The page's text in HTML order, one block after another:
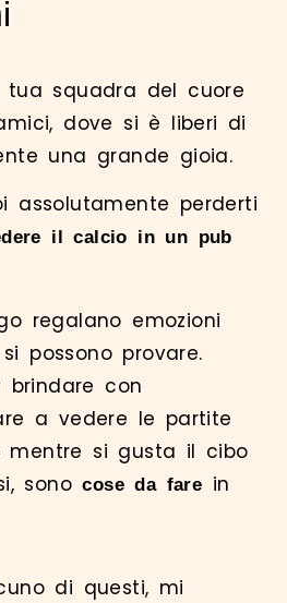
tua squadra del cuore
dove si è liberi di
una grande gioia.
assolutamente perderti
il calcio in un pub
regalano emozioni
possono provare.
brindare con
a vedere le partite
mentre si gusta il cibo
sonocose da fare in
di questi, mi